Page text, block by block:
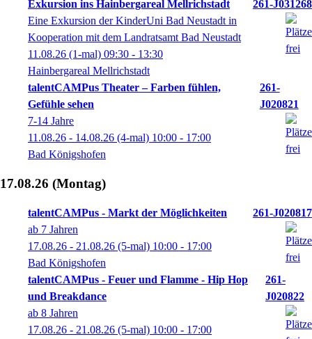
Exkursion ins Hainbergareal Mellrichstadt
261-J031268
Eine Exkursion der KinderUni Bad Neustadt in
Kooperation mit dem Landratsamt Bad Neustadt
11.08.26 (1-mal) 09:30 - 13:30
Hainbergareal Mellrichstadt
talentCAMPus Theater – Farben fühlen,
Gefühle sehen
261-
J020821
7-14 Jahre
11.08.26 - 14.08.26 (4-mal) 10:00 - 17:00
Bad Königshofen
17.08.26 (Montag)
talentCAMPus - Markt der Möglichkeiten
261-J020817
ab 7 Jahren
17.08.26 - 21.08.26 (5-mal) 10:00 - 17:00
Bad Königshofen
talentCAMPus - Feuer und Flamme - Hip Hop
und Breakdance
261-
J020822
ab 8 Jahren
17.08.26 - 21.08.26 (5-mal) 10:00 - 17:00